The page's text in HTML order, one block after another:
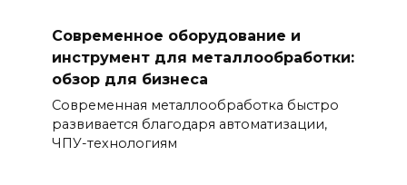
Современное оборудование и
инструмент для металлообработки:
обзор для бизнеса
Современная металлообработка быстро
развивается благодаря автоматизации,
ЧПУ-технологиям